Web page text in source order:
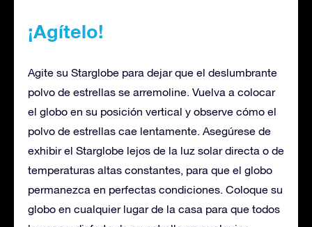
¡Agítelo!
Agite su Starglobe para dejar que el deslumbrante
polvo de estrellas se arremoline. Vuelva a colocar
el globo en su posición vertical y observe cómo el
polvo de estrellas cae lentamente. Asegúrese de
exhibir el Starglobe lejos de la luz solar directa o de
temperaturas altas constantes, para que el globo
permanezca en perfectas condiciones. Coloque su
globo en cualquier lugar de la casa para que todos